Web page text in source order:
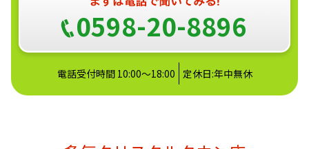
0598-20-8896
電話受付時間 10:00～18:00 定休日:年中無休